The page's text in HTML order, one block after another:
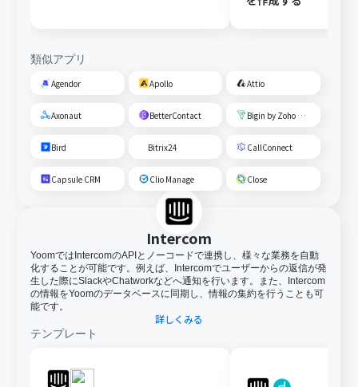
類似アプリ
Agendor Apollo Attio
Axonaut BetterContact Bigin by Zoho CRM
Bird Bitrix24 CallConnect
Capsule CRM Clio Manage Close
Intercom
YoomではIntercomのAPIとノーコードで連携し、様々な業務を自動
化することが可能です。例えば、Intercomでユーザーからの返信が発
生した際にSlackやChatworkなどへ通知を行います。また、Intercom
の情報をYoomのデータベースに同期し、情報の集約を行うことも可
能です。
詳しくみる
テンプレート